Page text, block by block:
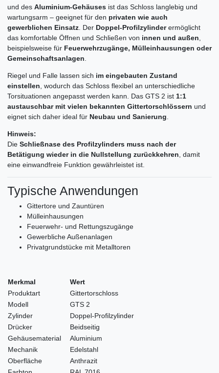
und des Aluminium-Gehäuses ist das Schloss langlebig und
wartungsarm – geeignet für den privaten wie auch
gewerblichen Einsatz . Der Doppel-Profilzylinderermöglicht
das komfortable Öffnen und Schließen von innen und außen
beispielsweise für Feuerwehrzugänge, Mülleinhausungen oder
Gemeinschaftsanlagen
Riegel und Falle lassen sich im eingebauten Zustand
einstellen , wodurch das Schloss flexibel an unterschiedliche
Torsituationen angepasst werden kann. Das GTS 2 ist 1:1
austauschbar mit vielen bekannten Gittertorschlössern und
eignet sich daher ideal für Neubau und Sanierung
Hinweis:
Die Schließnase des Profilzylinders muss nach der
Betätigung wieder in die Nullstellung zurückkehren , damit
eine einwandfreie Funktion gewährleistet ist.
Typische Anwendungen
Gittertore und Zauntüren
Mülleinhausungen
Feuerwehr- und Rettungszugänge
Gewerbliche Außenanlagen
Privatgrundstücke mit Metalltoren
Merkmal
Wert
Produktart
Gittertorschloss
Modell
GTS 2
Zylinder
Doppel-Profilzylinder
Drücker
Beidseitig
Gehäusematerial
Aluminium
Mechanik
Edelstahl
Oberfläche
Anthrazit